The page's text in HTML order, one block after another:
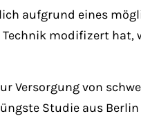
aufgrund eines
modifizert hat,
von
Studie aus